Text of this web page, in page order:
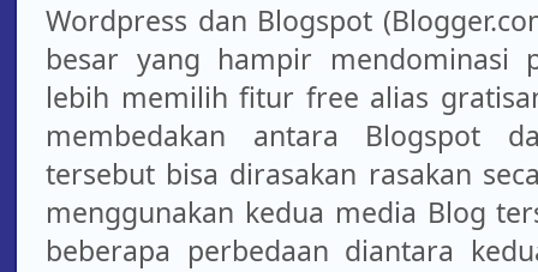
Wordpress dan Blogspot
besar yang hampir mendominasi
lebih memilih fitur free alias
membedakan antara Blogspot
tersebut bisa dirasakan rasakan
menggunakan kedua media Blog
beberapa perbedaan diantara